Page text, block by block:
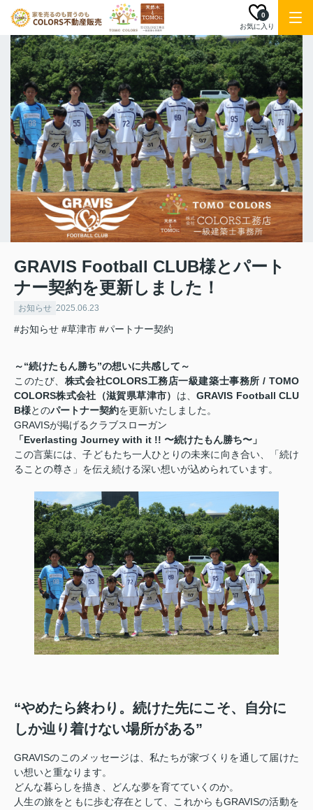
お気に入り
0
GRAVIS Football CLUB様とパート
ナー契約を更新しました！
お知らせ 2025.06.23
#お知らせ #草津市 #パートナー契約
～“続けたもん勝ち”の想いに共感して～
このたび、 株式会社COLORS工務店一級建築士事務所 / TOMO
COLORS株式会社（滋賀県草津市） は、GRAVIS Football CLU
B様とのパートナー契約を更新いたしました。
GRAVISが掲げるクラブスローガン
「Everlasting Journey with it !! 〜続けたもん勝ち〜」
この言葉には、子どもたち一人ひとりの未来に向き合い、「続け
ることの尊さ」を伝え続ける深い想いが込められています。
“やめたら終わり。続けた先にこそ、自分に
しか辿り着けない場所がある”
GRAVISのこのメッセージは、私たちが家づくりを通して届けた
い想いと重なります。
どんな暮らしを描き、どんな夢を育てていくのか。
人生の旅をともに歩む存在として、これからもGRAVISの活動を